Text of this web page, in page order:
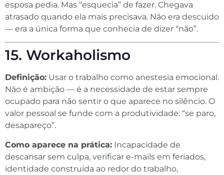
esposa pedia. Mas “esquecia” de fazer. Chegava
atrasado quando ela mais precisava. Não era descuido
— era a única forma que conhecia de dizer “não”.
15. Workaholismo
Definição: Usar o trabalho como anestesia emocional.
Não é ambição — é a necessidade de estar sempre
ocupado para não sentir o que aparece no silêncio. O
valor pessoal se funde com a produtividade: “se paro,
desapareço”.
Como aparece na prática: Incapacidade de
descansar sem culpa, verificar e-mails em feriados,
identidade construída ao redor do trabalho,